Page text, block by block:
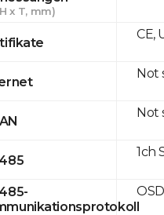
x T, mm)
CE,
Not
Not
1ch